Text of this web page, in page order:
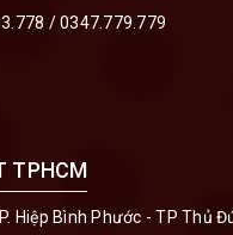
/ 0347.779.779
TPHCM
Hiệp Bình Phước - TP Thủ